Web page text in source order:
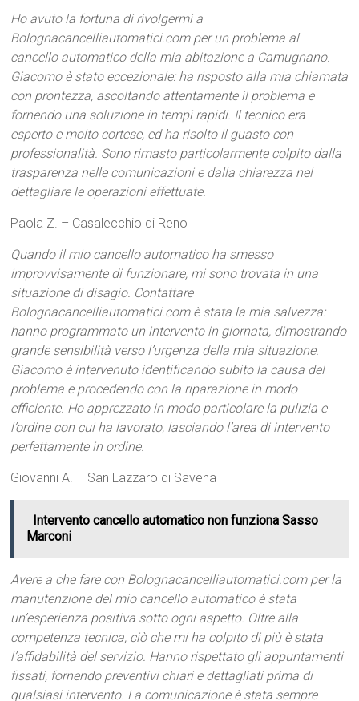
Ho avuto la fortuna di rivolgermi a
Bolognacancelliautomatici.com per un problema al
cancello automatico della mia abitazione a Camugnano.
Giacomo è stato eccezionale: ha risposto alla mia chiamata
con prontezza, ascoltando attentamente il problema e
fornendo una soluzione in tempi rapidi. Il tecnico era
esperto e molto cortese, ed ha risolto il guasto con
professionalità. Sono rimasto particolarmente colpito dalla
trasparenza nelle comunicazioni e dalla chiarezza nel
dettagliare le operazioni effettuate.
Paola Z. – Casalecchio di Reno
Quando il mio cancello automatico ha smesso
improvvisamente di funzionare, mi sono trovata in una
situazione di disagio. Contattare
Bolognacancelliautomatici.com è stata la mia salvezza:
hanno programmato un intervento in giornata, dimostrando
grande sensibilità verso l’urgenza della mia situazione.
Giacomo è intervenuto identificando subito la causa del
problema e procedendo con la riparazione in modo
efficiente. Ho apprezzato in modo particolare la pulizia e
l’ordine con cui ha lavorato, lasciando l’area di intervento
perfettamente in ordine.
Giovanni A. – San Lazzaro di Savena
Intervento cancello automatico non funziona Sasso
Marconi
Avere a che fare con Bolognacancelliautomatici.com per la
manutenzione del mio cancello automatico è stata
un’esperienza positiva sotto ogni aspetto. Oltre alla
competenza tecnica, ciò che mi ha colpito di più è stata
l’affidabilità del servizio. Hanno rispettato gli appuntamenti
fissati, fornendo preventivi chiari e dettagliati prima di
qualsiasi intervento. La comunicazione è stata sempre